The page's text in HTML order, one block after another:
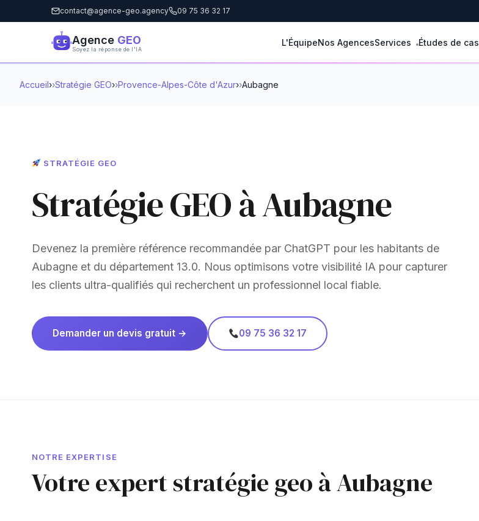
contact@agence-geo.agency 09 75 36 32 17
Agence GEO
Soyez la réponse de l'IA
L'ÉquipeNos AgencesServices Études de cas
Accueil› Stratégie GEO› Provence-Alpes-Côte d'Azur› Aubagne
STRATÉGIE GEO
Stratégie GEO à Aubagne
Devenez la première référence recommandée par ChatGPT pour les habitants de
Aubagne et du département 13.0. Nous optimisons votre visibilité IA pour capturer
les clients ultra-qualifiés qui recherchent un professionnel local fiable.
Demander un devis gratuit → 09 75 36 32 17
NOTRE EXPERTISE
Votre expert stratégie geo à Aubagne